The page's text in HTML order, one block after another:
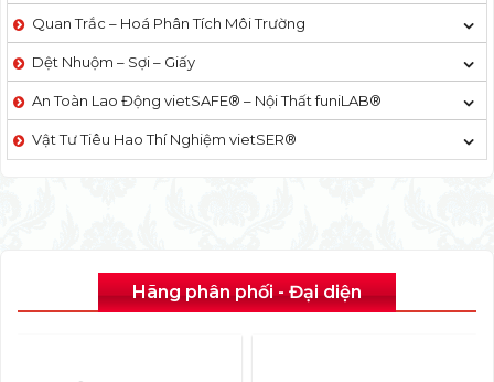
Quan Trắc – Hoá Phân Tích Môi Trường
Dệt Nhuộm – Sợi – Giấy
An Toàn Lao Động vietSAFE® – Nội Thất funiLAB®
Vật Tư Tiêu Hao Thí Nghiệm vietSER®
Hãng phân phối - Đại diện